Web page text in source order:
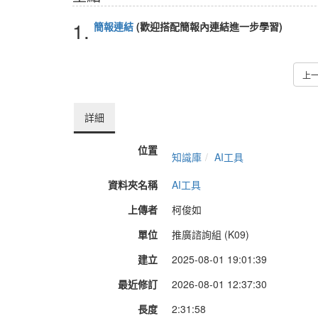
1. 簡報連結 (歡迎搭配簡報內連結進一步學習)
上
詳細
位置 知識庫
AI工具
資料夾名稱
AI工具
上傳者
柯俊如
單位
推廣諮詢組 (K09)
建立
2025-08-01 19:01:39
最近修訂
2026-08-01 12:37:30
長度
2:31:58